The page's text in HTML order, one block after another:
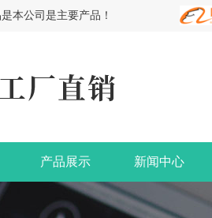
本公司是主要产品！
产品展示 新闻中心